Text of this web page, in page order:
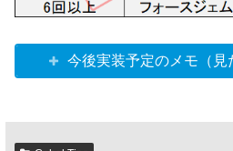
今後実装予定のメモ（見